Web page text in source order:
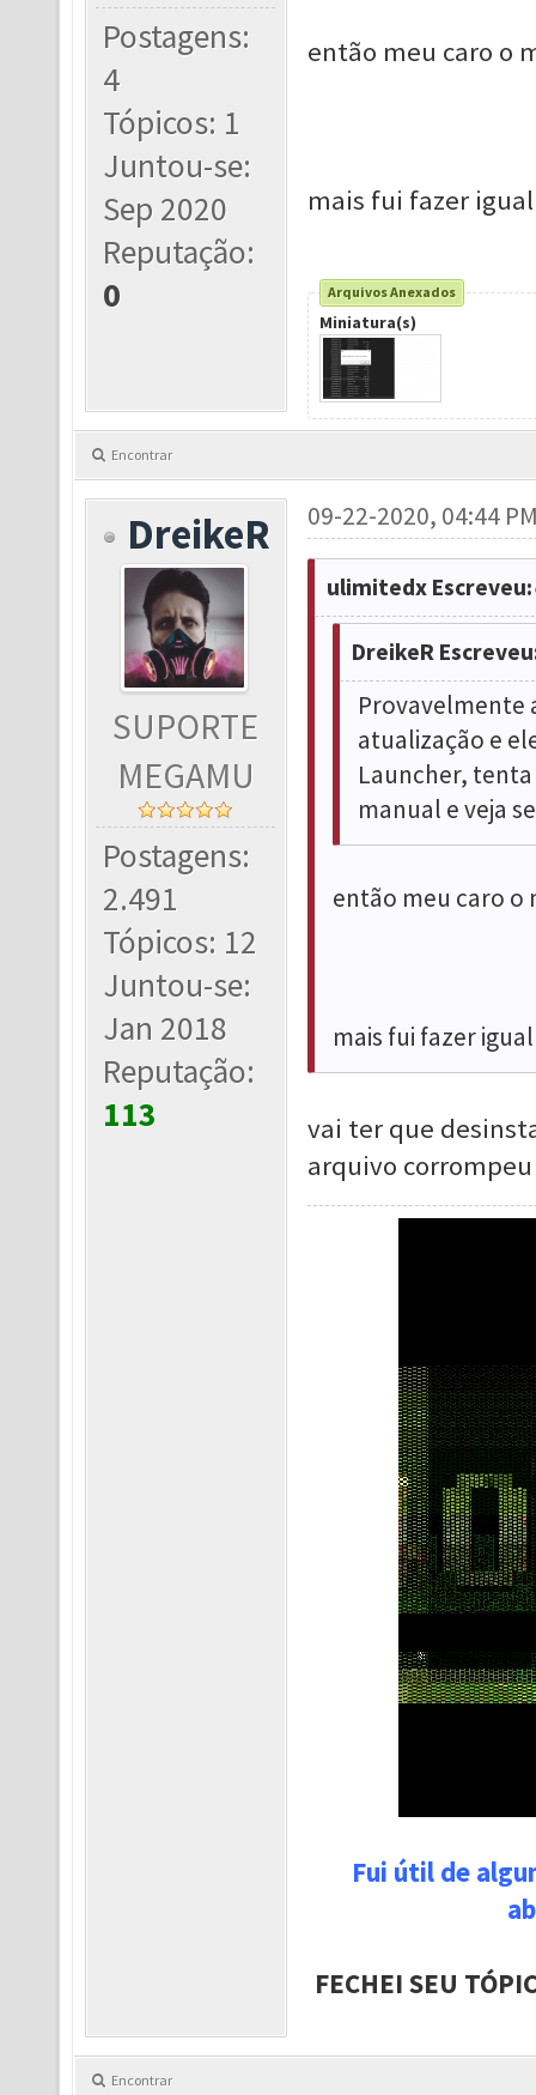
Postagens:
4
Tópicos: 1
Juntou-se:
Sep 2020
Reputação:
0
então meu caro o
mais fui fazer
Arquivos Anexados
Miniatura(s)
Encontrar
DreikeR
SUPORTE
MEGAMU
Postagens:
2.491
Tópicos: 12
Juntou-se:
Jan 2018
Reputação:
113
09-22-2020, 04:44
ulimitedx Escreveu:
DreikeR
Provavelmente
atualização e
Launcher,
manual e veja
então meu caro o
mais fui fazer
vai ter que
arquivo corrompeu
Fui útil de
FECHEI SEU
Encontrar